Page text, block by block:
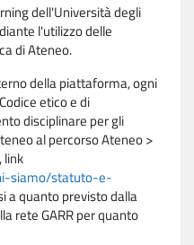
dell'Università degli
l'utilizzo delle
di Ateneo.
della piattaforma, ogni
etico e di
disciplinare per gli
al percorso Ateneo >
link
siamo/statuto-e-
a quanto previsto dalla
rete GARR per quanto